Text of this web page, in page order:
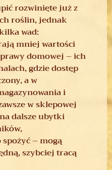
rozwinięte już z
roślin, jednak
wad:
mniej wartości
domowej – ich
gdzie dostęp
a w
i
w sklepowej
dalsze ubytki
– mogą
szybciej tracą